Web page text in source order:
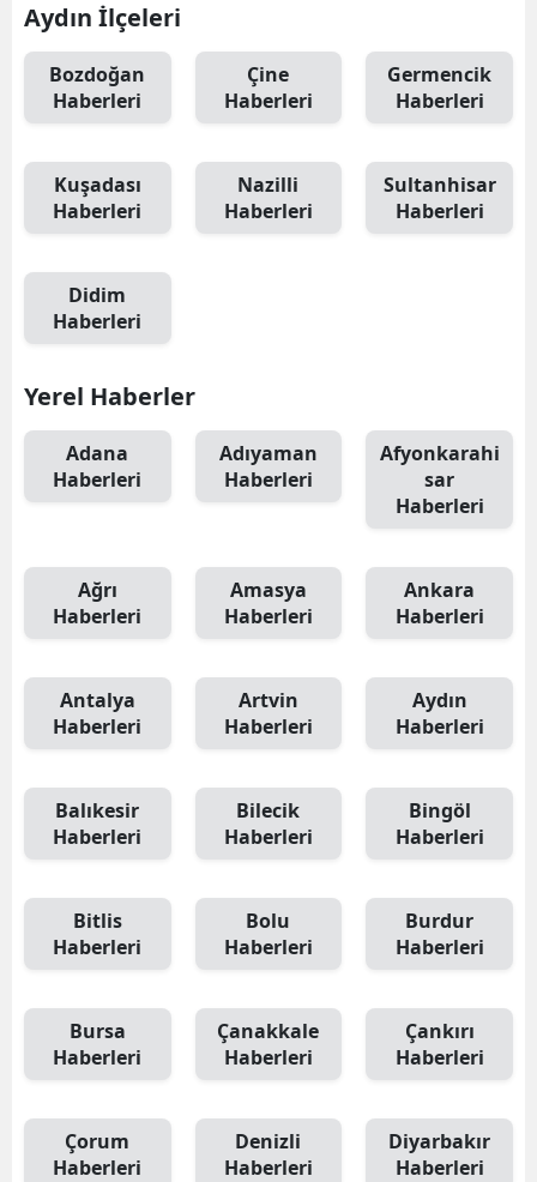
Aydın İlçeleri
Bozdoğan
Haberleri
Çine
Haberleri
Germencik
Haberleri
Kuşadası
Haberleri
Nazilli
Haberleri
Sultanhisar
Haberleri
Didim
Haberleri
Yerel Haberler
Adana
Haberleri
Adıyaman
Haberleri
Afyonkarahi
sar
Haberleri
Ağrı
Haberleri
Amasya
Haberleri
Ankara
Haberleri
Antalya
Haberleri
Artvin
Haberleri
Aydın
Haberleri
Balıkesir
Haberleri
Bilecik
Haberleri
Bingöl
Haberleri
Bitlis
Haberleri
Bolu
Haberleri
Burdur
Haberleri
Bursa
Haberleri
Çanakkale
Haberleri
Çankırı
Haberleri
Çorum
Haberleri
Denizli
Haberleri
Diyarbakır
Haberleri